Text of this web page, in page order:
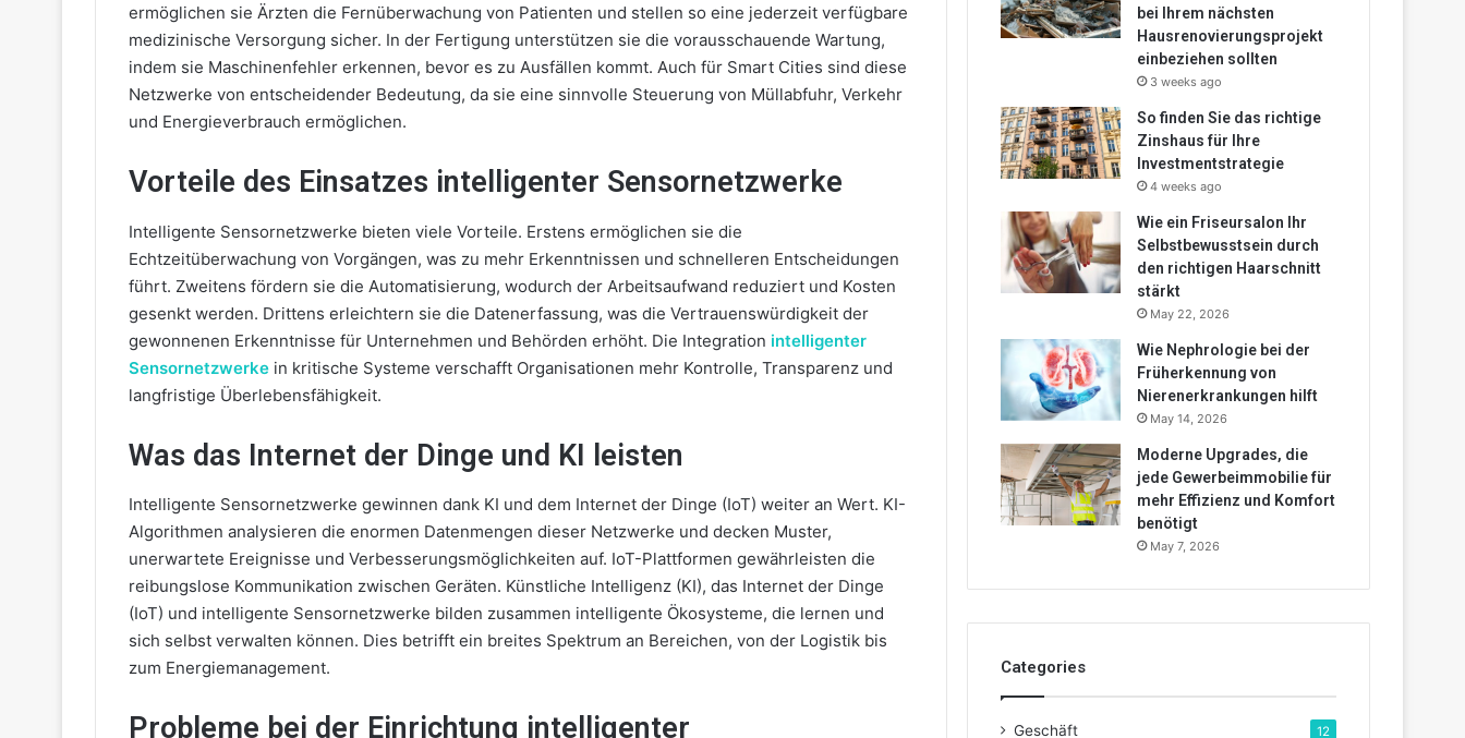
ermöglichen sie Ärzten die Fernüberwachung von Patienten und stellen so eine jederzeit verfügbare
medizinische Versorgung sicher. In der Fertigung unterstützen sie die vorausschauende Wartung,
indem sie Maschinenfehler erkennen, bevor es zu Ausfällen kommt. Auch für Smart Cities sind diese
Netzwerke von entscheidender Bedeutung, da sie eine sinnvolle Steuerung von Müllabfuhr, Verkehr
und Energieverbrauch ermöglichen.
Vorteile des Einsatzes intelligenter Sensornetzwerke
Intelligente Sensornetzwerke bieten viele Vorteile. Erstens ermöglichen sie die
Echtzeitüberwachung von Vorgängen, was zu mehr Erkenntnissen und schnelleren Entscheidungen
führt. Zweitens fördern sie die Automatisierung, wodurch der Arbeitsaufwand reduziert und Kosten
gesenkt werden. Drittens erleichtern sie die Datenerfassung, was die Vertrauenswürdigkeit der
gewonnenen Erkenntnisse für Unternehmen und Behörden erhöht. Die Integration intelligenter
Sensornetzwerke in kritische Systeme verschafft Organisationen mehr Kontrolle, Transparenz und
langfristige Überlebensfähigkeit.
Was das Internet der Dinge und KI leisten
Intelligente Sensornetzwerke gewinnen dank KI und dem Internet der Dinge (IoT) weiter an Wert. KI-
Algorithmen analysieren die enormen Datenmengen dieser Netzwerke und decken Muster,
unerwartete Ereignisse und Verbesserungsmöglichkeiten auf. IoT-Plattformen gewährleisten die
reibungslose Kommunikation zwischen Geräten. Künstliche Intelligenz (KI), das Internet der Dinge
(IoT) und intelligente Sensornetzwerke bilden zusammen intelligente Ökosysteme, die lernen und
sich selbst verwalten können. Dies betrifft ein breites Spektrum an Bereichen, von der Logistik bis
zum Energiemanagement.
Probleme bei der Einrichtung intelligenter
bei Ihrem nächsten
Hausrenovierungsprojekt
einbeziehen sollten
3 weeks ago
So finden Sie das richtige
Zinshaus für Ihre
Investmentstrategie
4 weeks ago
Wie ein Friseursalon Ihr
Selbstbewusstsein durch
den richtigen Haarschnitt
stärkt
May 22, 2026
Wie Nephrologie bei der
Früherkennung von
Nierenerkrankungen hilft
May 14, 2026
Moderne Upgrades, die
jede Gewerbeimmobilie für
mehr Effizienz und Komfort
benötigt
May 7, 2026
Categories
Geschäft 12